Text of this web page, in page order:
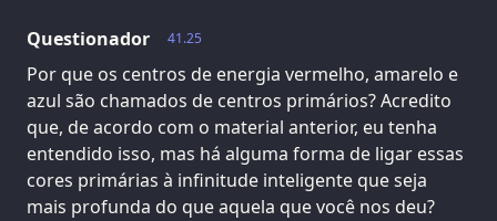
41.25
Questionador
Por que os centros de energia vermelho, amarelo e
azul são chamados de centros primários? Acredito
que, de acordo com o material anterior, eu tenha
entendido isso, mas há alguma forma de ligar essas
cores primárias à infinitude inteligente que seja
mais profunda do que aquela que você nos deu?